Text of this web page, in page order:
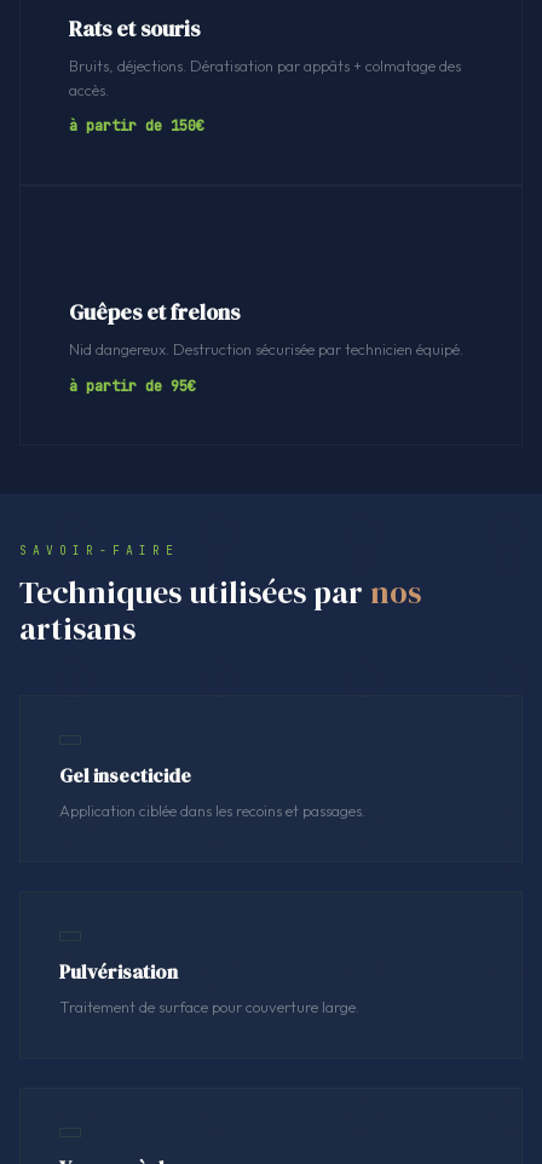
Rats et souris
Bruits, déjections. Dératisation par appâts + colmatage des
accès.
à partir de 150€
Guêpes et frelons
Nid dangereux. Destruction sécurisée par technicien équipé.
à partir de 95€
SAVOIR-FAIRE
Techniques utilisées par nos
artisans
Gel insecticide
Application ciblée dans les recoins et passages.
Pulvérisation
Traitement de surface pour couverture large.